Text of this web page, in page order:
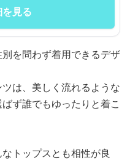
見る
を問わず着用できるデザ
は、美しく流れるような
ず誰でもゆったりと着こ
トップスとも相性が良